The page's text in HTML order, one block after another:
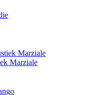
Marziale